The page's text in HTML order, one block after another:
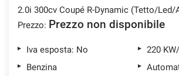
2.0i 300cv Coupé R-Dynamic (Tetto/
Prezzo: Prezzo non disponibile
Iva esposta: No
220
Benzina